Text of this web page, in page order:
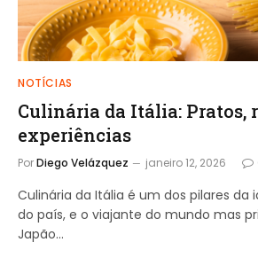
NOTÍCIAS
Culinária da Itália: Pratos,
experiências
PorDiego Velázquez janeiro 12, 2026
Culinária da Itália é um dos pilares da
do país, e o viajante do mundo mas
Japão…